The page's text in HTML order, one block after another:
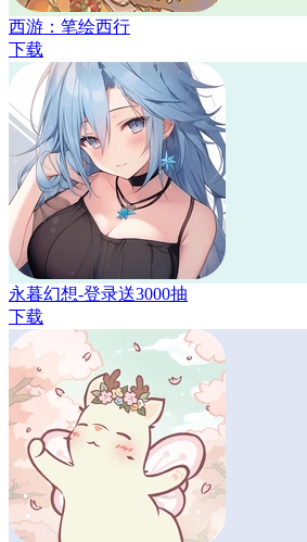
西游：笔绘西行
下载
永暮幻想-登录送3000抽
下载